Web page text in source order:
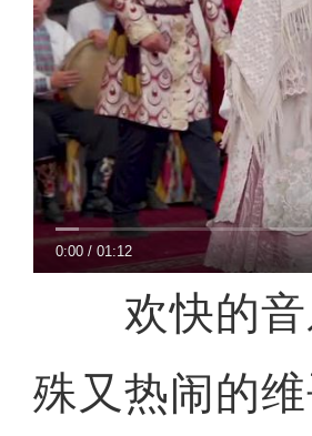
0:00 /01:12
欢快的音
殊又热闹的